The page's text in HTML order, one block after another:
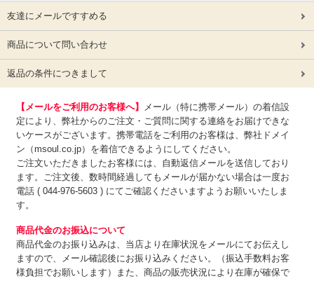
友達にメールですすめる
商品について問い合わせ
返品の条件につきまして
【メールをご利用のお客様へ】
メール（特に携帯メール）の着信設
定により、弊社からのご注文・ご質問に関する連絡をお届けできな
いケースがございます。携帯電話をご利用のお客様は、弊社ドメイ
ン（msoul.co.jp）を着信できるようにしてください。
ご注文いただきましたお客様には、自動返信メールを送信しており
ます。ご注文後、数時間経過してもメールが届かない場合は一度お
電話 ( 044-976-5603 ) にてご確認くださいますようお願いいたしま
す。
商品代金のお振込について
商品代金のお振り込みは、 当店より在庫状況をメールにてお伝えし
ますので、メール確認後にお振り込みください。（振込手数料お客
様負担でお願いします）また、商品の販売状況により在庫が確保で